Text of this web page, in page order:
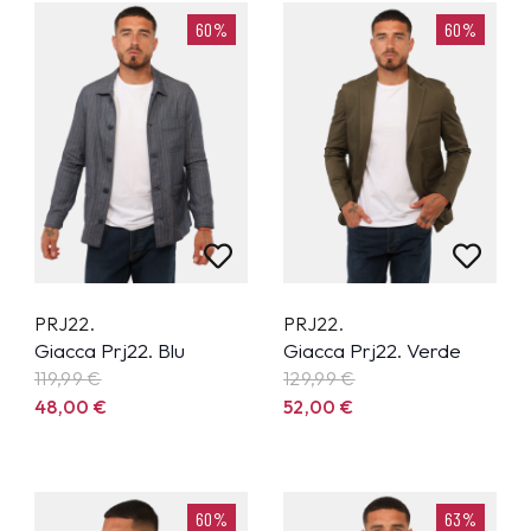
60%
PRJ22.
Giacca Prj22. Blu
119,99€
48,00€
60%
PRJ22.
Giacca Prj22. Verde
129,99€
52,00€
60% 63%